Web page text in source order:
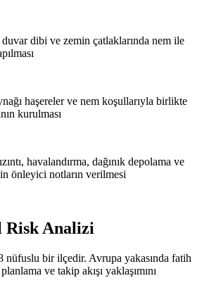
dibi ve zemin çatlaklarında nem ile
haşereler ve nem koşullarıyla birlikte
kurulması
havalandırma, dağınık depolama ve
önleyici notların verilmesi
Risk Analizi
nüfuslu bir ilçedir. Avrupa yakasında fatih
ve takip akışı yaklaşımını